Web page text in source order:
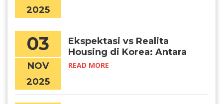
2025
03
NOV
2025
Ekspektasi vs Realita
Housing di Korea: Antara
Foto Dabang dan Kondisi
READ MORE